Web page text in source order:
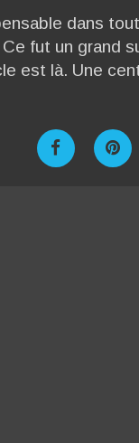
dans
fut un grand
est là. Une